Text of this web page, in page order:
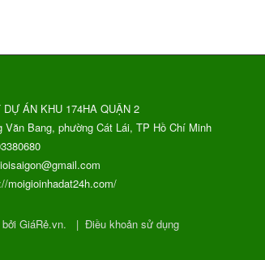
ÁN KHU 174HA QUẬN 2
Văn Bang, phường Cát Lái, TP Hồ Chí Minh
moigioinhadat24h.com/
GiáRẻ.vn. | Điều khoản sử dụng